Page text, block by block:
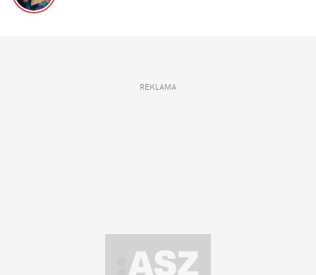
REKLAMA